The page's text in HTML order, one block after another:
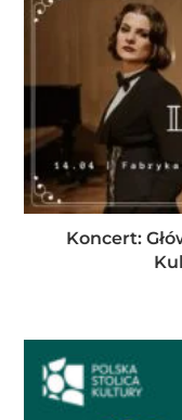
Koncert: